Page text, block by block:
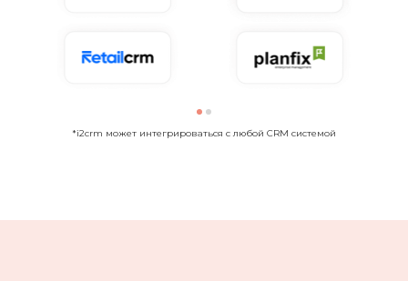
*i2crm может интегрироваться с любой CRM системой